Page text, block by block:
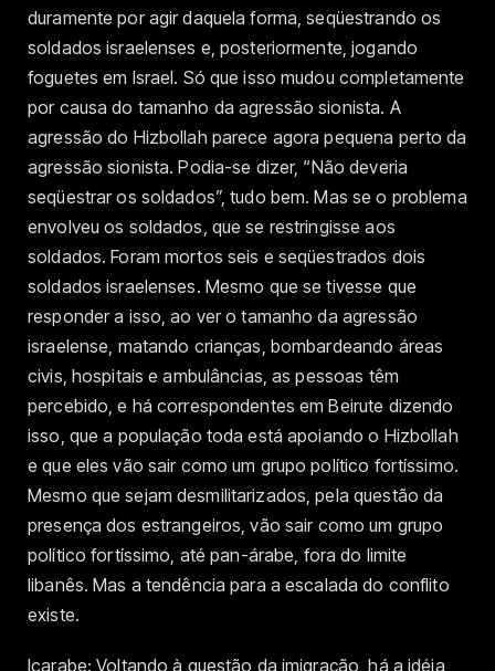
duramente por agir daquela forma, seqüestrando os
soldados israelenses e, posteriormente, jogando
foguetes em Israel. Só que isso mudou completamente
por causa do tamanho da agressão sionista. A
agressão do Hizbollah parece agora pequena perto da
agressão sionista. Podia-se dizer, “Não deveria
seqüestrar os soldados”, tudo bem. Mas se o problema
envolveu os soldados, que se restringisse aos
soldados. Foram mortos seis e seqüestrados dois
soldados israelenses. Mesmo que se tivesse que
responder a isso, ao ver o tamanho da agressão
israelense, matando crianças, bombardeando áreas
civis, hospitais e ambulâncias, as pessoas têm
percebido, e há correspondentes em Beirute dizendo
isso, que a população toda está apoiando o Hizbollah
e que eles vão sair como um grupo político fortíssimo.
Mesmo que sejam desmilitarizados, pela questão da
presença dos estrangeiros, vão sair como um grupo
político fortíssimo, até pan-árabe, fora do limite
libanês. Mas a tendência para a escalada do conflito
existe.
Icarabe: Voltando à questão da imigração, há a idéia